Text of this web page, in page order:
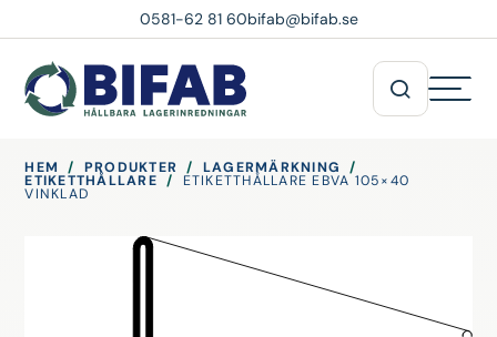
0581-62 81 60bifab@bifab.se
HEM / PRODUKTER / LAGERMÄRKNING
/
ETIKETTHÅLLARE /
ETIKETTHÅLLARE EBVA 105×40
VINKLAD